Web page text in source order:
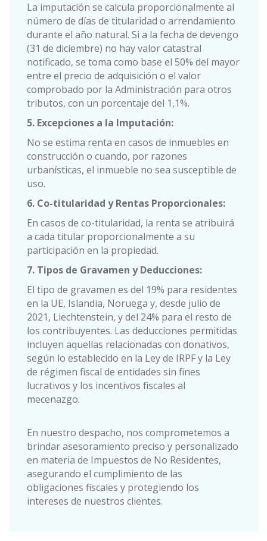
La imputación se calcula proporcionalmente al
número de días de titularidad o arrendamiento
durante el año natural. Si a la fecha de devengo
(31 de diciembre) no hay valor catastral
notificado, se toma como base el 50% del mayor
entre el precio de adquisición o el valor
comprobado por la Administración para otros
tributos, con un porcentaje del 1,1%.
5. Excepciones a la Imputación:
No se estima renta en casos de inmuebles en
construcción o cuando, por razones
urbanísticas, el inmueble no sea susceptible de
uso.
6. Co-titularidad y Rentas Proporcionales:
En casos de co-titularidad, la renta se atribuirá
a cada titular proporcionalmente a su
participación en la propiedad.
7. Tipos de Gravamen y Deducciones:
El tipo de gravamen es del 19% para residentes
en la UE, Islandia, Noruega y, desde julio de
2021, Liechtenstein, y del 24% para el resto de
los contribuyentes. Las deducciones permitidas
incluyen aquellas relacionadas con donativos,
según lo establecido en la Ley de IRPF y la Ley
de régimen fiscal de entidades sin fines
lucrativos y los incentivos fiscales al
mecenazgo.
En nuestro despacho, nos comprometemos a
brindar asesoramiento preciso y personalizado
en materia de Impuestos de No Residentes,
asegurando el cumplimiento de las
obligaciones fiscales y protegiendo los
intereses de nuestros clientes.